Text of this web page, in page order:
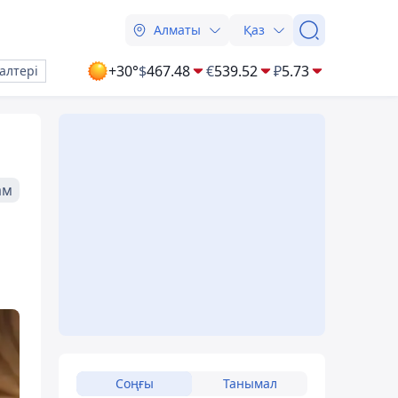
Алматы Қаз
+30°$467.48 €539.52 ₽5.73
Соңғы Танымал